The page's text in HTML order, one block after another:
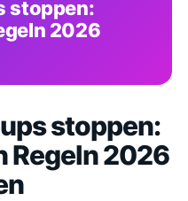
stoppen:
2026
stoppen:
Regeln 2026